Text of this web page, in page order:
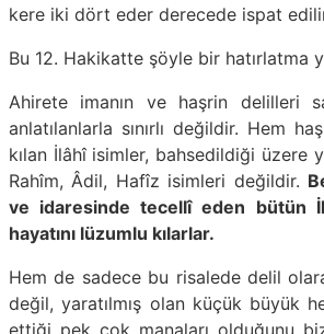
kere iki dört eder derecede ispat
Bu 12. Hakikatte şöyle bir hatırlatma
Ahirete imanın ve haşrin delilleri
anlatılanlarla sınırlı değildir. Hem
kılan İlâhî isimler, bahsedildiği üzere
Rahîm, Âdil, Hafîz isimleri değildir.
ve idaresinde tecellî eden bütün
hayatını lüzumlu kılarlar.
Hem de sadece bu risalede delil
değil, yaratılmış olan küçük büyük
ettiği pek çok manaları olduğunu